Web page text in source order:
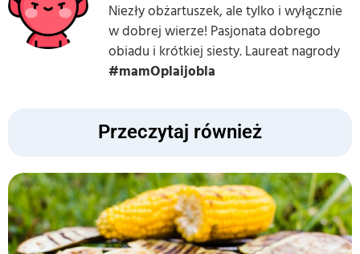
Niezły obżartuszek, ale tylko i wyłącznie
w dobrej wierze! Pasjonata dobrego
obiadu i krótkiej siesty. Laureat nagrody
#mamOplaijobla
Przeczytaj również